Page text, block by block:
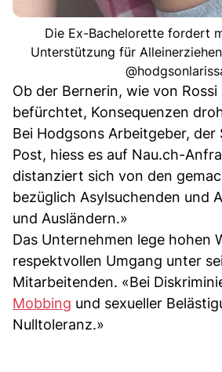
Die Ex-Bachelorette fordert
Unterstützung für
Ob der Bernerin, wie von Rossi
befürchtet, Konsequenzen
Bei Hodgsons Arbeitgeber, der
Post, hiess es auf Nau.ch-
distanziert sich von den
bezüglich Asylsuchenden und
und Ausländern.»
Das Unternehmen lege hohen
respektvollen Umgang unter
Mitarbeitenden. «Bei
Mobbing und sexueller
Nulltoleranz.»